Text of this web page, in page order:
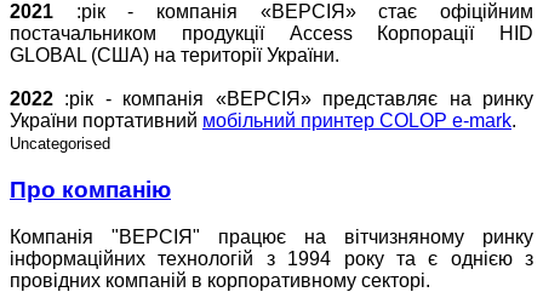
2021 :рік - компанія «ВЕРСІЯ» стає офіційним
постачальником продукції Access Корпорації HID
GLOBAL (США) на території України.
2022 :рік - компанія «ВЕРСІЯ» представляє на ринку
України портативний мобільний принтер COLOP e-mark.
Uncategorised
Про компанію
Компанія "ВЕРСІЯ" працює на вітчизняному ринку
інформаційних технологій з 1994 року та є однією з
провідних компаній в корпоративному секторі.